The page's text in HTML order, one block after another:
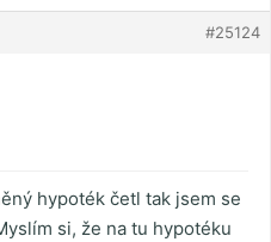
#25124
hypoték četl tak jsem se
si, že na tu hypotéku